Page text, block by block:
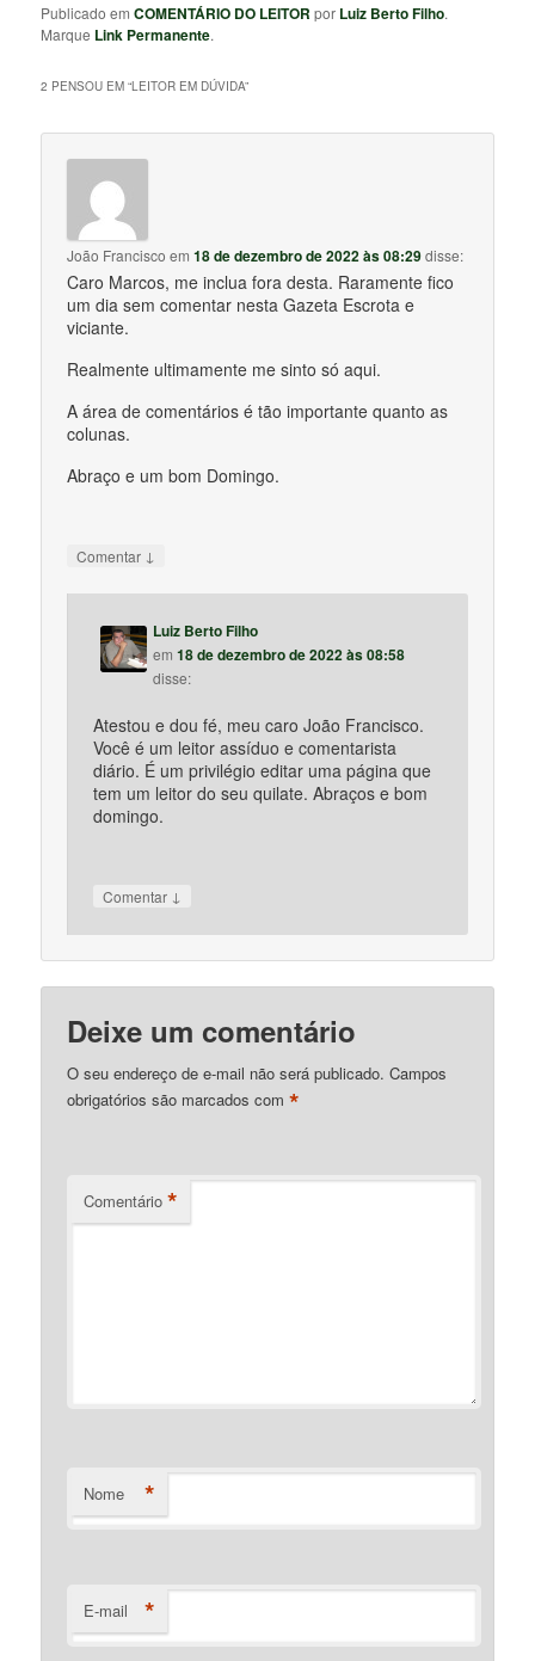
Publicado emCOMENTÁRIO DO LEITOR por Luiz Berto Filho.
Marque Link Permanente.
2 PENSOU EM “LEITOR EM DÚVIDA”
João Francisco em18 de dezembro de 2022 às 08:29disse:
Caro Marcos, me inclua fora desta. Raramente fico
um dia sem comentar nesta Gazeta Escrota e
viciante.
Realmente ultimamente me sinto só aqui.
A área de comentários é tão importante quanto as
colunas.
Abraço e um bom Domingo.
Comentar ↓
Luiz Berto Filho
em18 de dezembro de 2022 às 08:58
disse:
Atestou e dou fé, meu caro João Francisco.
Você é um leitor assíduo e comentarista
diário. É um privilégio editar uma página que
tem um leitor do seu quilate. Abraços e bom
domingo.
Comentar ↓
Deixe um comentário
O seu endereço de e-mail não será publicado. Campos
obrigatórios são marcados com*
Comentário *
Nome *
E-mail *